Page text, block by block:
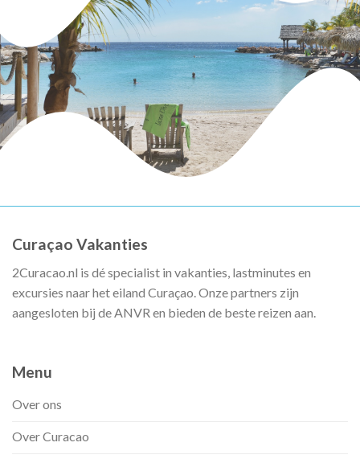
Curaçao Vakanties
2Curacao.nl is dé specialist in vakanties, lastminutes en
excursies naar het eiland Curaçao. Onze partners zijn
aangesloten bij de ANVR en bieden de beste reizen aan.
Menu
Over ons
Over Curacao